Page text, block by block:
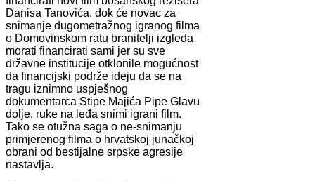
Danisa Tanovića, dok će novac za
snimanje dugometražnog igranog filma
o Domovinskom ratu branitelji izgleda
morati financirati sami jer su sve
državne institucije otklonile mogućnost
da financijski podrže ideju da se na
tragu iznimno uspješnog
dokumentarca Stipe Majića Pipe Glavu
dolje, ruke na leđa snimi igrani film.
Tako se otužna saga o ne-snimanju
primjerenog filma o hrvatskoj junačkoj
obrani od bestijalne srpske agresije
nastavlja.